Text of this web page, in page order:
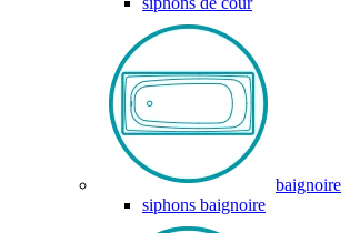
baignoire
siphons baignoire